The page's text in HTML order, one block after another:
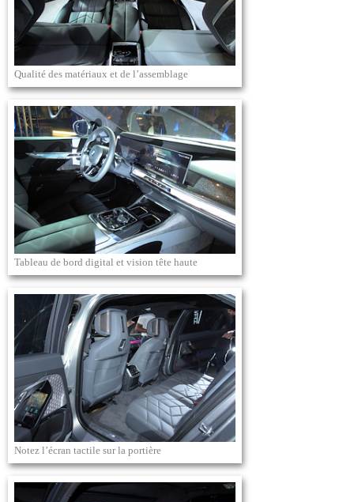
Qualité des matériaux et de l’assemblage
Tableau de bord digital et vision tête haute
Notez l’écran tactile sur la portière